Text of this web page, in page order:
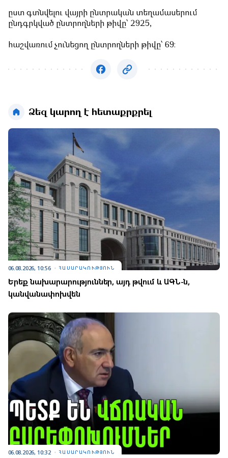
ըստ գտնվելու վայրի ընտրական տեղամասերում
ընդգրկված ընտրողների թիվը՝ 2925,
հաշվառում չունեցող ընտրողների թիվը՝ 69։
Ձեզ կարող է հետաքրքրել
06.08.2026, 10:56 ՀԱՍԱՐԱԿՈՒԹՅՈՒՆ
Երեք նախարարություններ, այդ թվում և ԱԳՆ-ն,
կանվանափոխվեն
06.08.2026, 10:32 ՀԱՍԱՐԱԿՈՒԹՅՈՒՆ